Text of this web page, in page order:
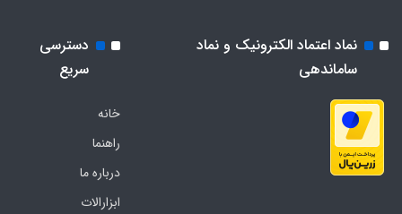
نماد اعتماد الکترونیک و نماد
ساماندهی
دسترسی
سریع
خانه
راهنما
درباره ما
ابزارالات